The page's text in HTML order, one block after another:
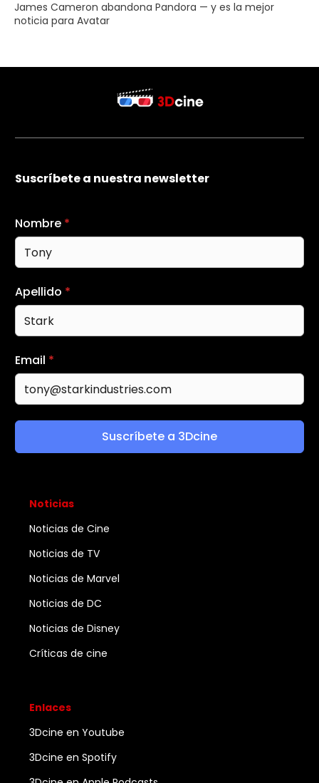
James Cameron abandona Pandora — y es la mejor
noticia para Avatar
Suscríbete a nuestra newsletter
Nombre *
Apellido *
Email *
Suscríbete a 3Dcine
Noticias
Noticias de Cine
Noticias de TV
Noticias de Marvel
Noticias de DC
Noticias de Disney
Críticas de cine
Enlaces
3Dcine en Youtube
3Dcine en Spotify